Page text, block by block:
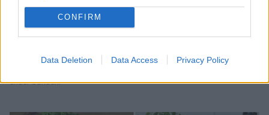
CONFIRM
Data Deletion Data Access
Privacy Policy
under bakduk.